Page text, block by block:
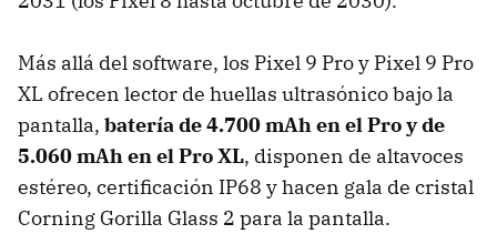
Más allá del software, los Pixel 9 Pro y Pixel 9 Pro
XL ofrecen lector de huellas ultrasónico bajo la
pantalla, batería de 4.700 mAh en el Pro y de
5.060 mAh en el Pro XL, disponen de altavoces
estéreo, certificación IP68 y hacen gala de cristal
Corning Gorilla Glass 2 para la pantalla.